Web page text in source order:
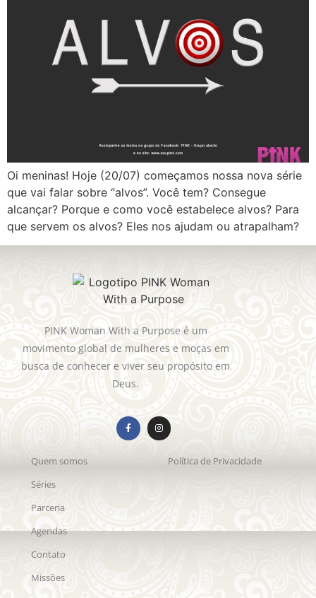
Oi meninas! Hoje (20/07) começamos nossa nova série
que vai falar sobre “alvos”. Você tem? Consegue
alcançar? Porque e como você estabelece alvos? Para
que servem os alvos? Eles nos ajudam ou atrapalham?
PINK Woman With a Purpose é um
movimento global de mulheres e moças em
busca de conhecer e viver seu propósito em
Deus.
Quem somos
Séries
Parceria
Agendas
Contato
Missões
Política de Privacidade